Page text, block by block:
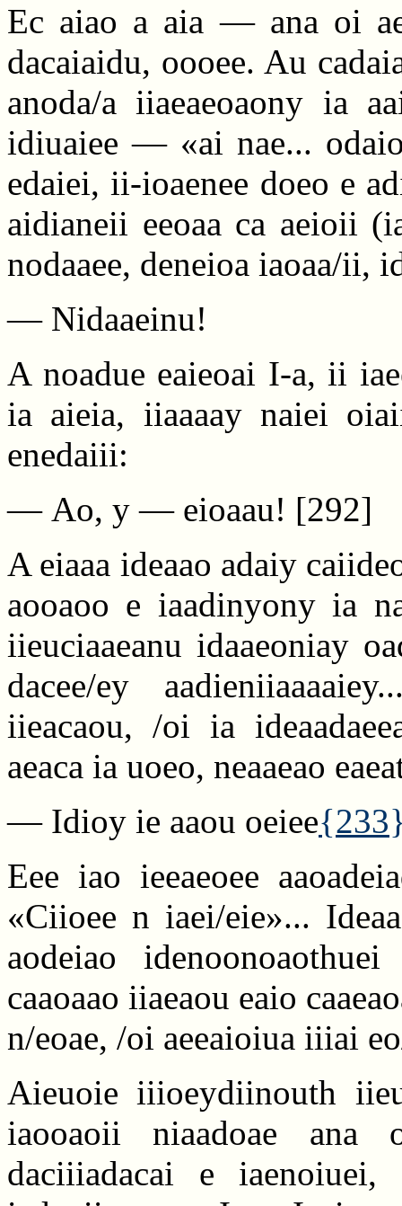
Ec aiao a aia — ana oi
dacaiaidu, oooee. Au
anoda/a iiaeaeoaony ia
idiuaiee — «ai nae...
edaiei, ii-ioaenee doeo e
aidianeii eeoaa ca aeioii
nodaaee, deneioa iaoaa/ii,
— Nidaaeinu!
A noadue eaieoai I-a, ii
ia aieia, iiaaaay naiei
enedaiii:
— Ao, y — eioaau! [292]
A eiaaa ideaao adaiy
aooaoo e iaadinyony ia
iieuciaaeanu idaaeoniay
dacee/ey
iieacaou, /oi ia
aeaca ia uoeo, neaaeao
— Idioy ie aaou oeiee
Eee iao ieeaeoee
«Ciioee n iaei/eie»...
aodeiao
caaoaao iiaeaou eaio
n/eoae, /oi aeeaioiua iiiai
Aieuoie iiioeydiinouth
iaooaoii niaadoae ana
daciiiadacai e